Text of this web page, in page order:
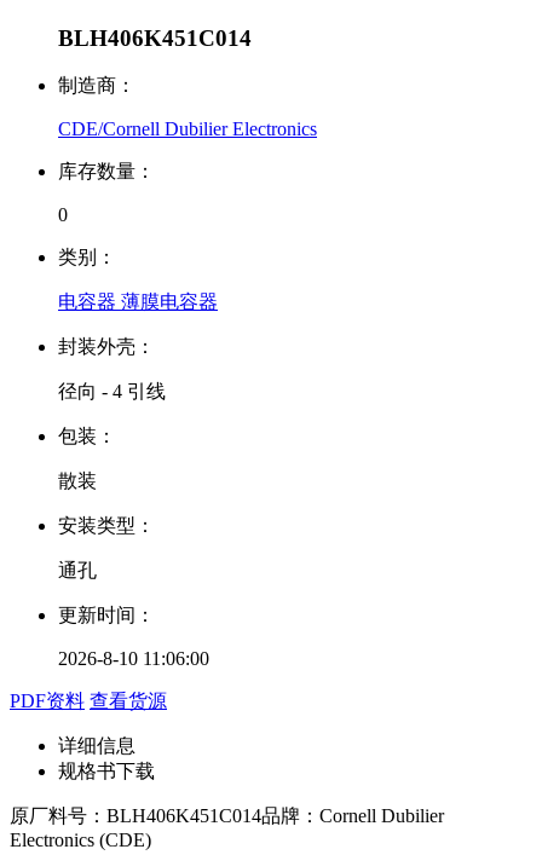
BLH406K451C014
制造商：
CDE/Cornell Dubilier Electronics
库存数量：
0
类别：
电容器 薄膜电容器
封装外壳：
径向 - 4 引线
包装：
散装
安装类型：
通孔
更新时间：
2026-8-10 11:06:00
PDF资料 查看货源
详细信息
规格书下载
原厂料号： BLH406K451C014品牌： Cornell Dubilier
Electronics (CDE)